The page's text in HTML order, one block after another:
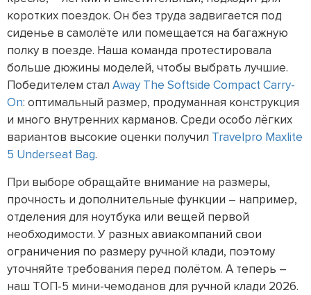
коротких поездок. Он без труда задвигается под
сиденье в самолёте или помещается на багажную
полку в поезде. Наша команда протестировала
больше дюжины моделей, чтобы выбрать лучшие.
Победителем стал Away The Softside Compact Carry-
On: оптимальный размер, продуманная конструкция
и много внутренних карманов. Среди особо лёгких
вариантов высокие оценки получил Travelpro Maxlite
5 Underseat Bag.
При выборе обращайте внимание на размеры,
прочность и дополнительные функции – например,
отделения для ноутбука или вещей первой
необходимости. У разных авиакомпаний свои
ограничения по размеру ручной клади, поэтому
уточняйте требования перед полётом. А теперь –
наш ТОП-5 мини-чемоданов для ручной клади 2026.